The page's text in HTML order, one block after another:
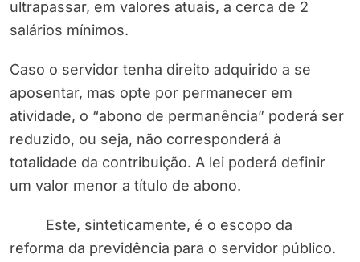
ultrapassar, em valores atuais, a cerca de 2
salários mínimos.
Caso o servidor tenha direito adquirido a se
aposentar, mas opte por permanecer em
atividade, o “abono de permanência” poderá ser
reduzido, ou seja, não corresponderá à
totalidade da contribuição. A lei poderá definir
um valor menor a título de abono.
Este, sinteticamente, é o escopo da
reforma da previdência para o servidor público.